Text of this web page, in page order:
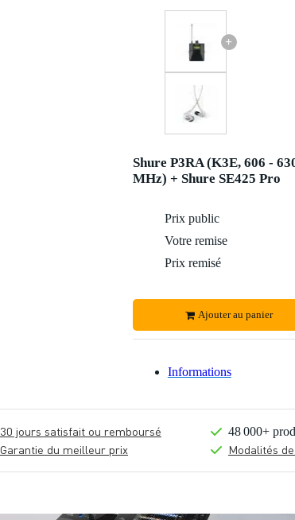
+
Shure P3RA (K3E, 606 -
MHz) + Shure SE425 Pro
Prix public
Votre remise
Prix remisé
Ajouter au panier
Informations
30 jours satisfait ou remboursé
Garantie du meilleur prix
48 000+
Modalités